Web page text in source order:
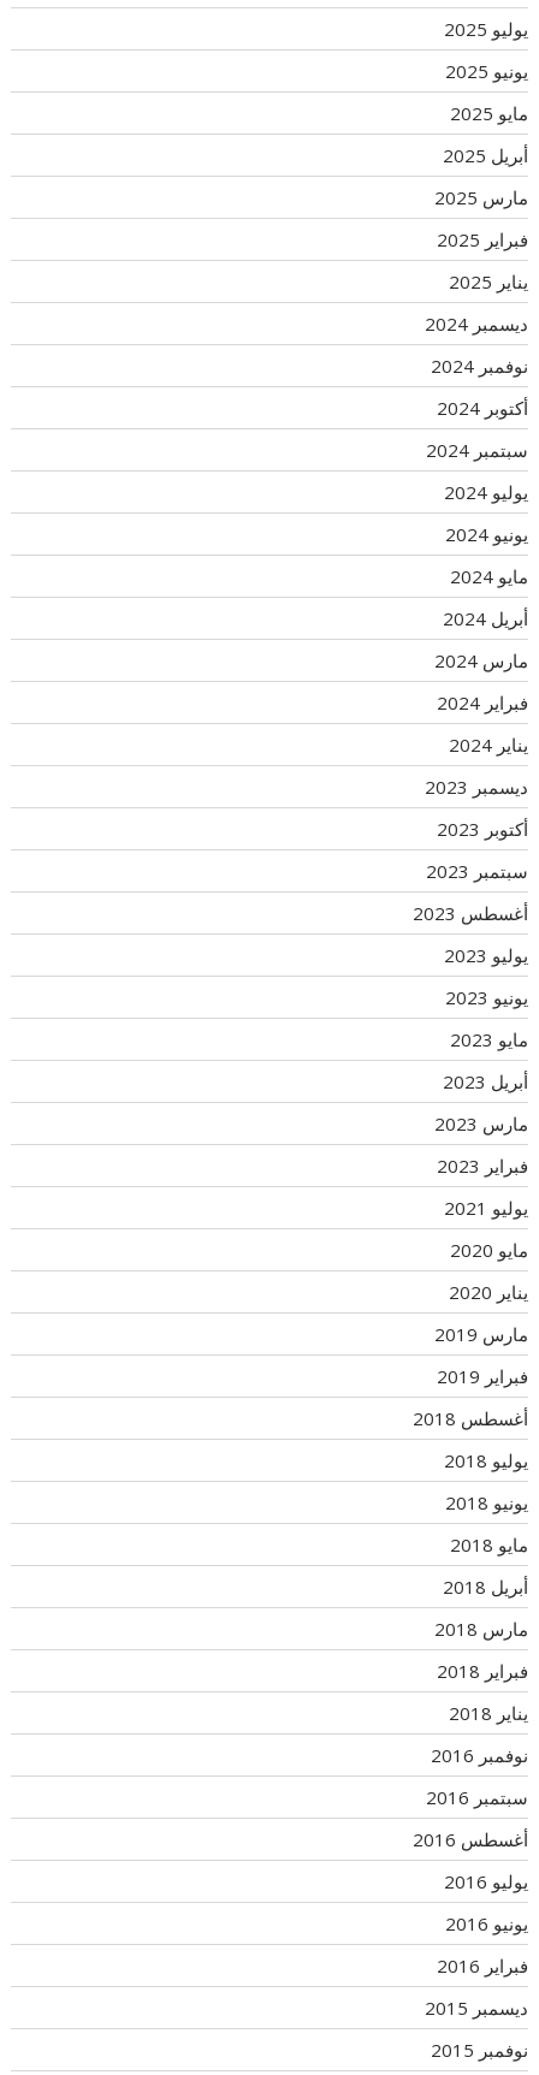
يوليو 2025
يونيو 2025
مايو 2025
أبريل 2025
مارس 2025
فبراير 2025
يناير 2025
ديسمبر 2024
نوفمبر 2024
أكتوبر 2024
سبتمبر 2024
يوليو 2024
يونيو 2024
مايو 2024
أبريل 2024
مارس 2024
فبراير 2024
يناير 2024
ديسمبر 2023
أكتوبر 2023
سبتمبر 2023
أغسطس 2023
يوليو 2023
يونيو 2023
مايو 2023
أبريل 2023
مارس 2023
فبراير 2023
يوليو 2021
مايو 2020
يناير 2020
مارس 2019
فبراير 2019
أغسطس 2018
يوليو 2018
يونيو 2018
مايو 2018
أبريل 2018
مارس 2018
فبراير 2018
يناير 2018
نوفمبر 2016
سبتمبر 2016
أغسطس 2016
يوليو 2016
يونيو 2016
فبراير 2016
ديسمبر 2015
نوفمبر 2015